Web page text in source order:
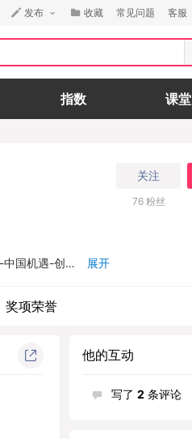
发布 收藏 常见问题 客服
指数 课堂
关注
76粉丝
国机遇-创新
展开
奖项荣誉
他的互动
写了 2 条评论